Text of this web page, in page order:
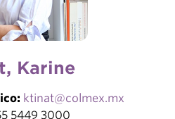
Karine
ktinat@colmex.mx
5449 3000